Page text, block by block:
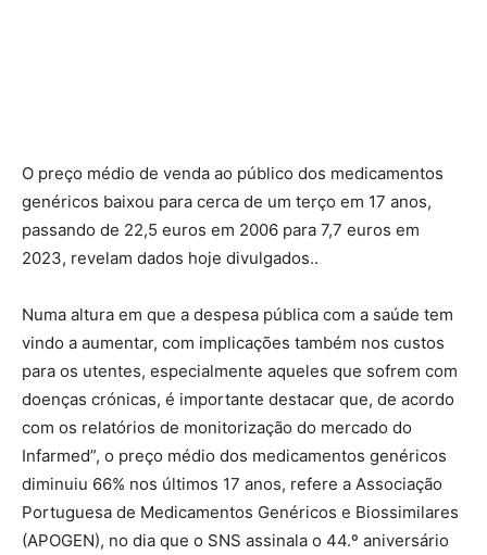
O preço médio de venda ao público dos medicamentos
genéricos baixou para cerca de um terço em 17 anos,
passando de 22,5 euros em 2006 para 7,7 euros em
2023, revelam dados hoje divulgados..
Numa altura em que a despesa pública com a saúde tem
vindo a aumentar, com implicações também nos custos
para os utentes, especialmente aqueles que sofrem com
doenças crónicas, é importante destacar que, de acordo
com os relatórios de monitorização do mercado do
Infarmed”, o preço médio dos medicamentos genéricos
diminuiu 66% nos últimos 17 anos, refere a Associação
Portuguesa de Medicamentos Genéricos e Biossimilares
(APOGEN), no dia que o SNS assinala o 44.º aniversário